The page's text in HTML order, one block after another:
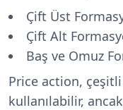
Çift Üst
Çift Alt
Baş ve Omuz
Price action,
kullanılabilir,